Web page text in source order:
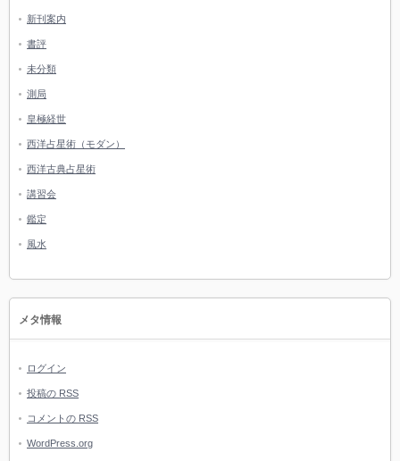
新刊案内
書評
未分類
測局
皇極経世
西洋占星術（モダン）
西洋古典占星術
講習会
鑑定
風水
メタ情報
ログイン
投稿の RSS
コメントの RSS
WordPress.org